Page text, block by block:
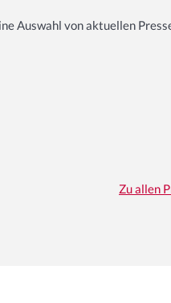
Auswahl von aktuellen
Zu allen